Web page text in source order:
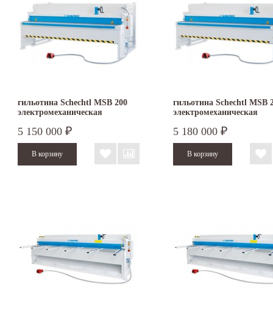
гильотина Schechtl MSB 200
электромеханическая
5 150 000 ₽
гильотина Schechtl MSB
электромеханическая
5 180 000 ₽